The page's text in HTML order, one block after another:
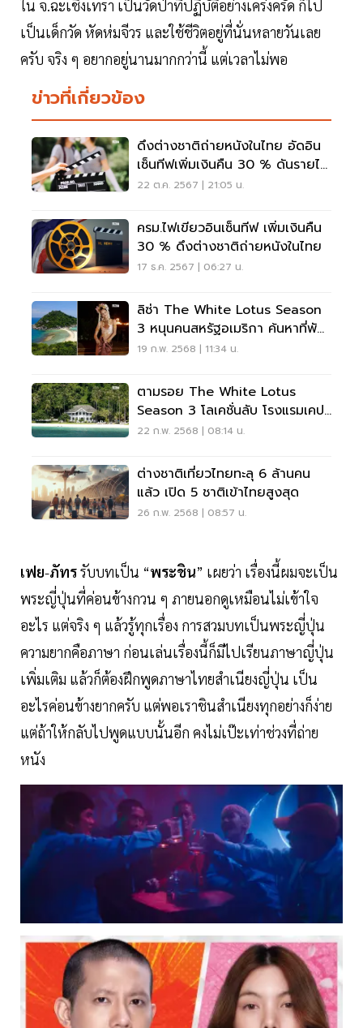
ใน จ.ฉะเชิงเทรา เป็นวัดป่าที่ปฏิบัติอย่างเคร่งครัด ก็ไป
เป็นเด็กวัด หัดห่มจีวร และใช้ชีวิตอยู่ที่นั่นหลายวันเลย
ครับ จริง ๆ อยากอยู่นานมากกว่านี้ แต่เวลาไม่พอ
ข่าวที่เกี่ยวข้อง
ดึงต่างชาติถ่ายหนังในไทย อัดอิน
เซ็นทีฟเพิ่มเงินคืน 30 % ดันรายได้
7 พันล้าน
22 ต.ค. 2567 | 21:05 น.
ครม.ไฟเขียวอินเซ็นทีฟ เพิ่มเงินคืน
30 % ดึงต่างชาติถ่ายหนังในไทย
17 ธ.ค. 2567 | 06:27 น.
ลิซ่า The White Lotus Season
3 หนุนคนสหรัฐอเมริกา ค้นหาที่พัก
เกาะสมุย พุ่ง 65%
19 ก.พ. 2568 | 11:34 น.
ตามรอย The White Lotus
Season 3 โลเคชั่นลับ โรงแรมเคป
พันวา ภูเก็ต
22 ก.พ. 2568 | 08:14 น.
ต่างชาติเที่ยวไทยทะลุ 6 ล้านคน
แล้ว เปิด 5 ชาติเข้าไทยสูงสุด
26 ก.พ. 2568 | 08:57 น.
เฟย-ภัทรรับบทเป็น “พระชิน” เผยว่า เรื่องนี้ผมจะเป็น
พระญี่ปุ่นที่ค่อนข้างกวน ๆ ภายนอกดูเหมือนไม่เข้าใจ
อะไร แต่จริง ๆ แล้วรู้ทุกเรื่อง การสวมบทเป็นพระญี่ปุ่น
ความยากคือภาษา ก่อนเล่นเรื่องนี้ก็มีไปเรียนภาษาญี่ปุ่น
เพิ่มเติม แล้วก็ต้องฝึกพูดภาษาไทยสำเนียงญี่ปุ่น เป็น
อะไรค่อนข้างยากครับ แต่พอเราชินสำเนียงทุกอย่างก็ง่าย
แต่ถ้าให้กลับไปพูดแบบนั้นอีก คงไม่เป๊ะเท่าช่วงที่ถ่าย
หนัง